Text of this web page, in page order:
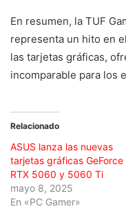
En resumen, la TUF
representa un hito en
las tarjetas gráficas,
incomparable para los
Relacionado
ASUS lanza las nuevas
tarjetas gráficas GeForce
RTX 5060 y 5060 Ti
mayo 8, 2025
En «PC Gamer»